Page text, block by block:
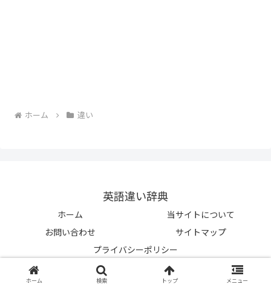
ホーム 違い
英語違い辞典
ホーム
当サイトについて
お問い合わせ
サイトマップ
プライバシーポリシー
© 2023-2026 英語違い辞典.
ホーム 検索 トップ メニュー